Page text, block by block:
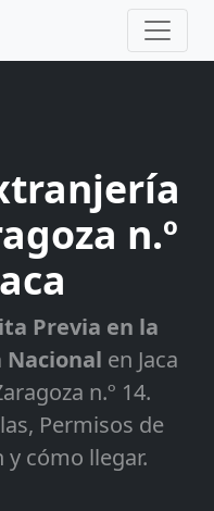
n.º
Previa en la
Nacional en Jaca
n.º 14.
Permisos de
y cómo llegar.